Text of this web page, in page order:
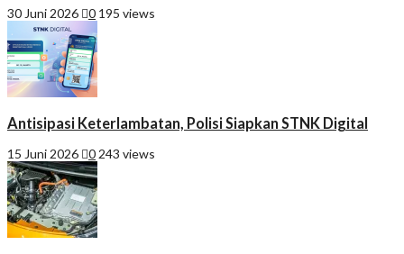
30 Juni 2026 0 195 views
Antisipasi Keterlambatan, Polisi Siapkan STNK Digital
15 Juni 2026 0 243 views